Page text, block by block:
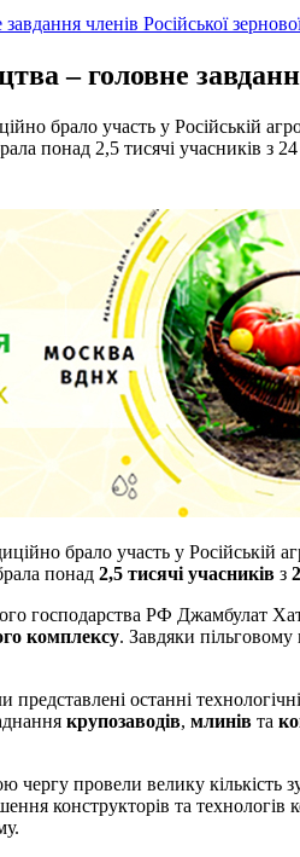
членів Російської
– головне
участь у Російській
понад 2,5 тисячі учасників з 24
брало участь у Російській
понад 2,5 тисячі учасників з
господарства РФ Джамбулат
комплексу. Завдяки
представлені останні
крупозаводів, млинів та
провели велику кількість
конструкторів та технологів